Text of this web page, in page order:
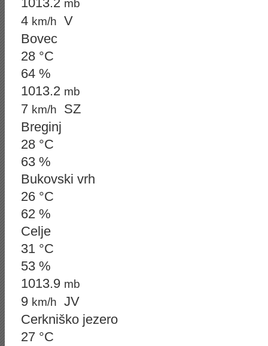
mb
4 km/h
V
Bovec
28 °C
64 %
1013.2 mb
7 km/h
SZ
Breginj
28 °C
63 %
Bukovski vrh
26 °C
62 %
Celje
31 °C
53 %
1013.9 mb
9 km/h
JV
Cerkniško jezero
27 °C